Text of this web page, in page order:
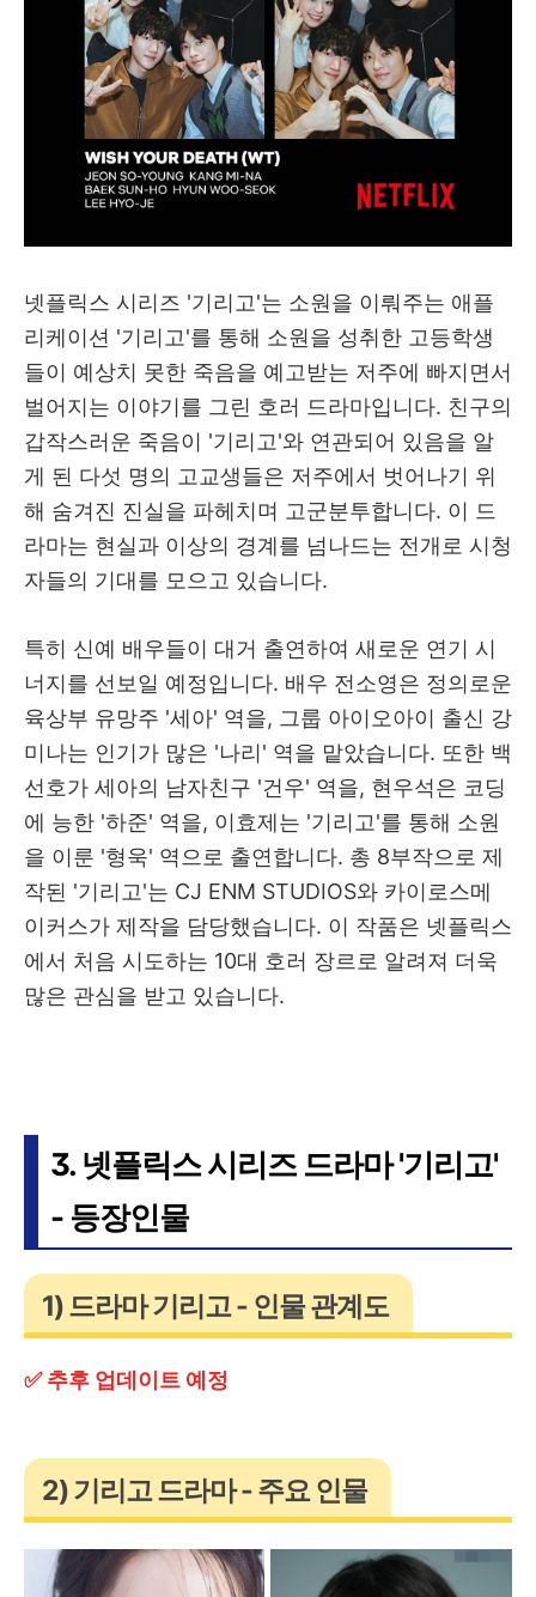
넷플릭스 시리즈 '기리고'는 소원을 이뤄주는 애플
리케이션 '기리고'를 통해 소원을 성취한 고등학생
들이 예상치 못한 죽음을 예고받는 저주에 빠지면서
벌어지는 이야기를 그린 호러 드라마입니다. 친구의
갑작스러운 죽음이 '기리고'와 연관되어 있음을 알
게 된 다섯 명의 고교생들은 저주에서 벗어나기 위
해 숨겨진 진실을 파헤치며 고군분투합니다. 이 드
라마는 현실과 이상의 경계를 넘나드는 전개로 시청
자들의 기대를 모으고 있습니다.
특히 신예 배우들이 대거 출연하여 새로운 연기 시
너지를 선보일 예정입니다. 배우 전소영은 정의로운
육상부 유망주 '세아' 역을, 그룹 아이오아이 출신 강
미나는 인기가 많은 '나리' 역을 맡았습니다. 또한 백
선호가 세아의 남자친구 '건우' 역을, 현우석은 코딩
에 능한 '하준' 역을, 이효제는 '기리고'를 통해 소원
을 이룬 '형욱' 역으로 출연합니다. 총 8부작으로 제
작된 '기리고'는 CJ ENM STUDIOS와 카이로스메
이커스가 제작을 담당했습니다. 이 작품은 넷플릭스
에서 처음 시도하는 10대 호러 장르로 알려져 더욱
많은 관심을 받고 있습니다.
3. 넷플릭스 시리즈 드라마 '기리고'
- 등장인물
1) 드라마 기리고 - 인물 관계도
✅ 추후 업데이트 예정
2) 기리고 드라마 - 주요 인물